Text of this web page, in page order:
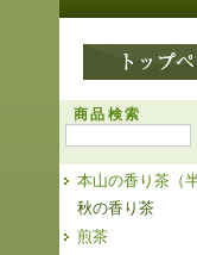
商品検索
本山の香り茶（
秋の香り茶
煎茶